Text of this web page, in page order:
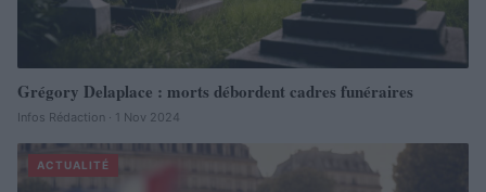
Grégory Delaplace : morts débordent cadres funéraires
Infos Rédaction · 1 Nov 2024
ACTUALITÉ